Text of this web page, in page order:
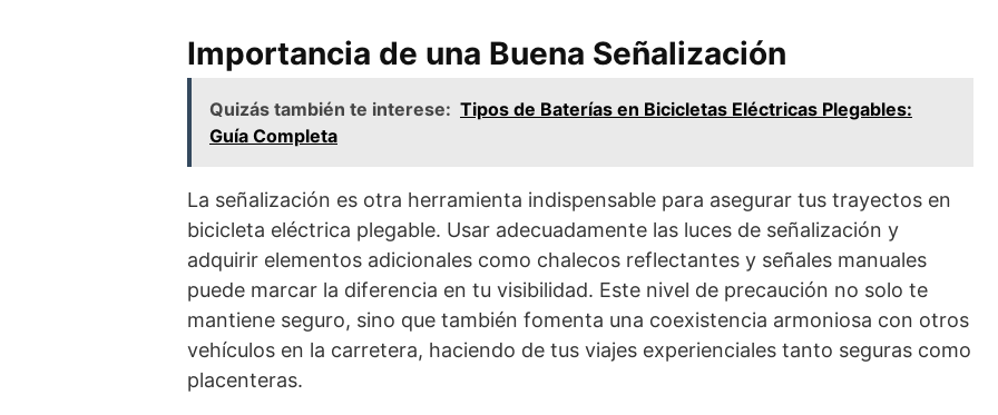
Importancia de una Buena Señalización
Quizás también te interese: Tipos de Baterías en Bicicletas Eléctricas Plegables:
Guía Completa
La señalización es otra herramienta indispensable para asegurar tus trayectos en
bicicleta eléctrica plegable. Usar adecuadamente las luces de señalización y
adquirir elementos adicionales como chalecos reflectantes y señales manuales
puede marcar la diferencia en tu visibilidad. Este nivel de precaución no solo te
mantiene seguro, sino que también fomenta una coexistencia armoniosa con otros
vehículos en la carretera, haciendo de tus viajes experienciales tanto seguras como
placenteras.